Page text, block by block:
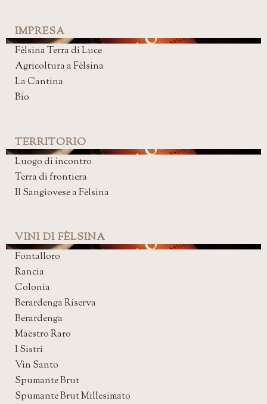
IMPRESA
Fèlsina Terra di Luce
Agricoltura a Fèlsina
La Cantina
Bio
TERRITORIO
Luogo di incontro
Terra di frontiera
Il Sangiovese a Fèlsina
VINI DI FÈLSINA
Fontalloro
Rancia
Colonia
Berardenga Riserva
Berardenga
Maestro Raro
I Sistri
Vin Santo
Spumante Brut
Spumante Brut Millesimato